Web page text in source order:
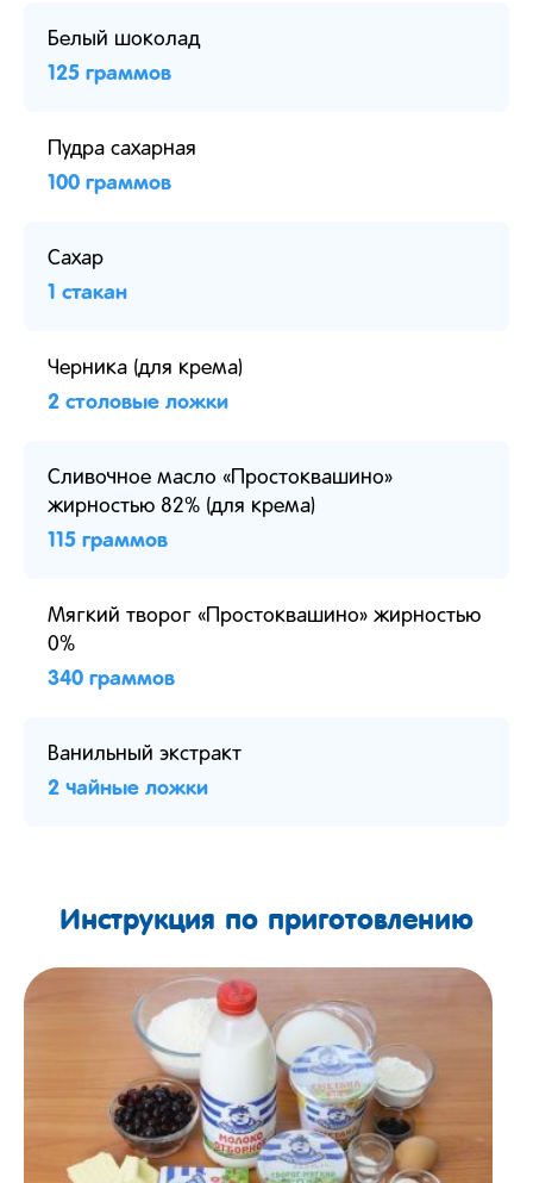
Белый шоколад
125 граммов
Пудра сахарная
100 граммов
Сахар
1 стакан
Черника (для крема)
2 столовые ложки
Сливочное масло «Простоквашино»
жирностью 82% (для крема)
115 граммов
Мягкий творог «Простоквашино» жирностью
0%
340 граммов
Ванильный экстракт
2 чайные ложки
Инструкция по приготовлению